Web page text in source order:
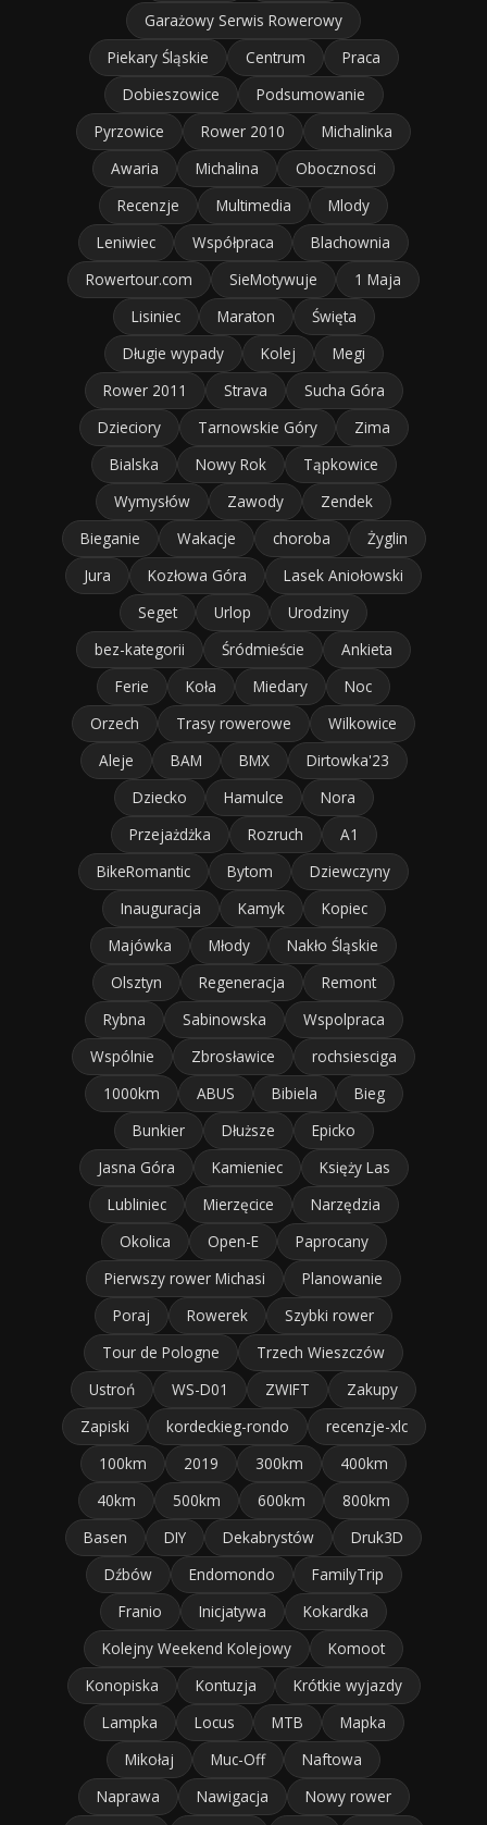
Garażowy Serwis Rowerowy
Piekary Śląskie
Centrum
Praca
Dobieszowice
Podsumowanie
Pyrzowice
Rower 2010
Michalinka
Awaria
Michalina
Obocznosci
Recenzje
Multimedia
Mlody
Leniwiec
Współpraca
Blachownia
Rowertour.com
SieMotywuje
1 Maja
Lisiniec
Maraton
Święta
Długie wypady
Kolej
Megi
Rower 2011
Strava
Sucha Góra
Dzieciory
Tarnowskie Góry
Zima
Bialska
Nowy Rok
Tąpkowice
Wymysłów
Zawody
Zendek
Bieganie
Wakacje choroba
Żyglin
Jura
Kozłowa Góra
Lasek Aniołowski
Seget
Urlop
Urodziny
bez-kategorii
Śródmieście
Ankieta
Ferie
Koła Miedary
Noc
Orzech
Trasy rowerowe
Wilkowice
Aleje
BAM BMX
Dirtowka'23
Dziecko
Hamulce
Nora
Przejażdżka
Rozruch
A1
BikeRomantic
Bytom
Dziewczyny
Inauguracja
Kamyk
Kopiec
Majówka
Młody
Nakło Śląskie
Olsztyn
Regeneracja
Remont
Rybna
Sabinowska
Wspolpraca
Wspólnie
Zbrosławice
rochsiesciga
1000km
ABUS Bibiela
Bieg
Bunkier
Dłuższe
Epicko
Jasna Góra
Kamieniec
Księży Las
Lubliniec
Mierzęcice
Narzędzia
Okolica
Open-E
Paprocany
Pierwszy rower Michasi
Planowanie
Poraj
Rowerek
Szybki rower
Tour de Pologne
Trzech Wieszczów
Ustroń
WS-D01 ZWIFT
Zakupy
Zapiski
kordeckieg-rondo
recenzje-xlc
100km
2019 300km
400km
40km
500km 600km
800km
Basen
DIY Dekabrystów
Druk3D
Dźbów
Endomondo
FamilyTrip
Franio
Inicjatywa
Kokardka
Kolejny Weekend Kolejowy
Komoot
Konopiska
Kontuzja
Krótkie wyjazdy
Lampka
Locus MTB
Mapka
Mikołaj
Muc-Off
Naftowa
Naprawa
Nawigacja
Nowy rower